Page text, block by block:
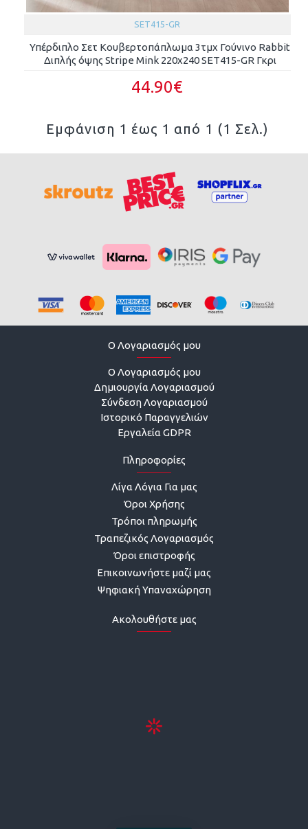
SET415-GR
Υπέρδιπλο Σετ Κουβερτοπάπλωμα 3τμχ Γούνινο Rabbit
Διπλής όψης Stripe Mink 220x240 SET415-GR Γκρι
44.90€
Εμφάνιση 1 έως 1 από 1 (1 Σελ.)
O Λογαριασμός μου
O Λογαριασμός μου
Δημιουργία Λογαριασμού
Σύνδεση Λογαριασμού
Ιστορικό Παραγγελιών
Εργαλεία GDPR
Πληροφορίες
Λίγα Λόγια Για μας
Όροι Χρήσης
Τρόποι πληρωμής
Τραπεζικός Λογαριασμός
Όροι επιστροφής
Επικοινωνήστε μαζί μας
Ψηφιακή Υπαναχώρηση
Ακολουθήστε μας